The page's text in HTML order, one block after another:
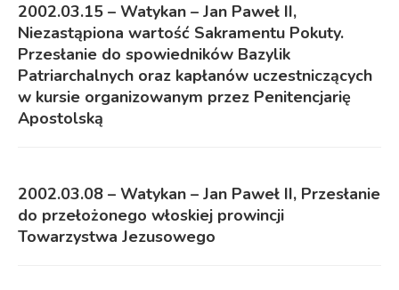
2002.03.15 – Watykan – Jan Paweł II,
Niezastąpiona wartość Sakramentu Pokuty.
Przesłanie do spowiedników Bazylik
Patriarchalnych oraz kapłanów uczestniczących
w kursie organizowanym przez Penitencjarię
Apostolską
2002.03.08 – Watykan – Jan Paweł II, Przesłanie
do przełożonego włoskiej prowincji
Towarzystwa Jezusowego